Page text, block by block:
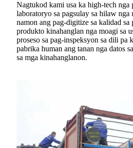
Nagtukod kami usa ka high-tech nga
laboratoryo sa pagsulay sa hilaw nga
namon ang pag-digitize sa kalidad
produkto kinahanglan nga moagi sa
proseso sa pag-inspeksyon sa dili pa
pabrika human ang tanan nga datos
sa mga kinahanglanon.